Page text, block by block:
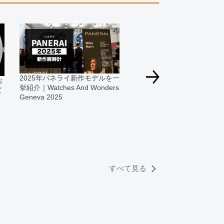
為、サイトでのご注文と店頭処理との時間差で在庫
場合にも、事前に在庫の確認をお電話かメールにて
いたします。
、外装および内部機械に代替部品を使用している場
ております。
のでご了承くださいませ。
2025年パネライ新作モデルを一
挙紹介｜Watches And Wonders
Geneva 2025
すべて見る